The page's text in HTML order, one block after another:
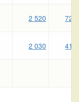
2 520 720
2 030 410